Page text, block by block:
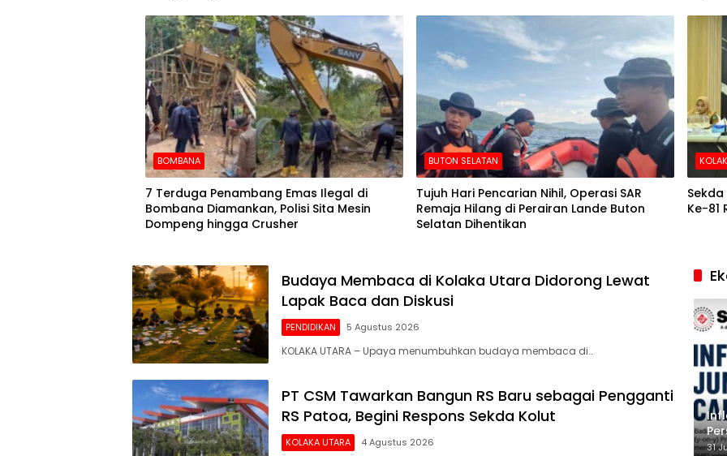
BOMBANA
7 Terduga Penambang Emas Ilegal di
Bombana Diamankan, Polisi Sita Mesin
Dompeng hingga Crusher
BUTON SELATAN
Tujuh Hari Pencarian Nihil, Operasi SAR
Remaja Hilang di Perairan Lande Buton
Selatan Dihentikan
Ke-81
Budaya Membaca di Kolaka Utara Didorong Lewat
Lapak Baca dan Diskusi
PENDIDIKAN 5 Agustus 2026
KOLAKA UTARA – Upaya menumbuhkan budaya membaca di…
PT CSM Tawarkan Bangun RS Baru sebagai Pengganti
RS Patoa, Begini Respons Sekda Kolut
KOLAKA UTARA 4 Agustus 2026 31